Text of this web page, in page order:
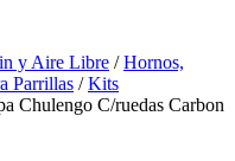
y Aire Libre /Hornos,
Parrillas /Kits
Chulengo C/ruedas Carbon